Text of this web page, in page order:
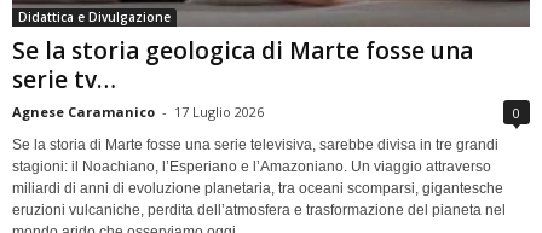
Didattica e Divulgazione
Se la storia geologica di Marte fosse una
serie tv…
Agnese Caramanico - 17 Luglio 2026 0
Se la storia di Marte fosse una serie televisiva, sarebbe divisa in tre grandi
stagioni: il Noachiano, l’Esperiano e l’Amazoniano. Un viaggio attraverso
miliardi di anni di evoluzione planetaria, tra oceani scomparsi, gigantesche
eruzioni vulcaniche, perdita dell’atmosfera e trasformazione del pianeta nel